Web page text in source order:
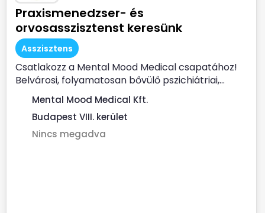
Praxismenedzser- és
orvosasszisztenst keresünk
Asszisztens
Csatlakozz a Mental Mood Medical csapatához!
Belvárosi, folyamatosan bővülő pszichiátriai,...
Mental Mood Medical Kft.
Budapest VIII. kerület
Nincs megadva